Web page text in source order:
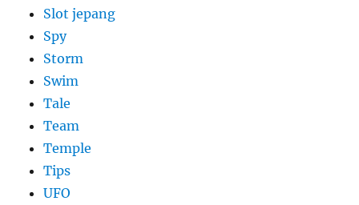
Slot jepang
Spy
Storm
Swim
Tale
Team
Temple
Tips
UFO